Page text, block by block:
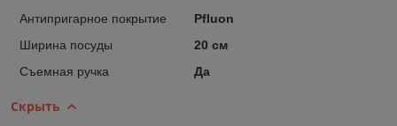
Антипригарное покрытие
Pfluon
Ширина посуды
20 см
Съемная ручка
Да
Скрыть